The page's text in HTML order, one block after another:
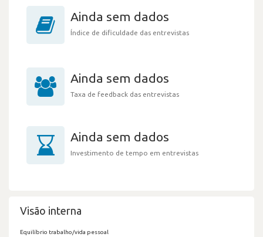
Ainda sem dados
Índice de dificuldade das entrevistas
Ainda sem dados
Taxa de feedback das entrevistas
Ainda sem dados
Investimento de tempo em entrevistas
Visão interna
Equilíbrio trabalho/vida pessoal